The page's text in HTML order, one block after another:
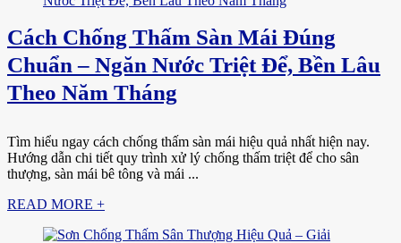
Cách Chống Thấm Sàn Mái Đúng
Chuẩn – Ngăn Nước Triệt Để, Bền Lâu
Theo Năm Tháng
Tìm hiểu ngay cách chống thấm sàn mái hiệu quả nhất hiện nay.
Hướng dẫn chi tiết quy trình xử lý chống thấm triệt để cho sân
thượng, sàn mái bê tông và mái ...
READ MORE +